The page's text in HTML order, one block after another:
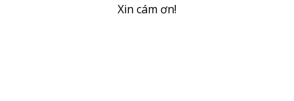
Xin cám ơn!